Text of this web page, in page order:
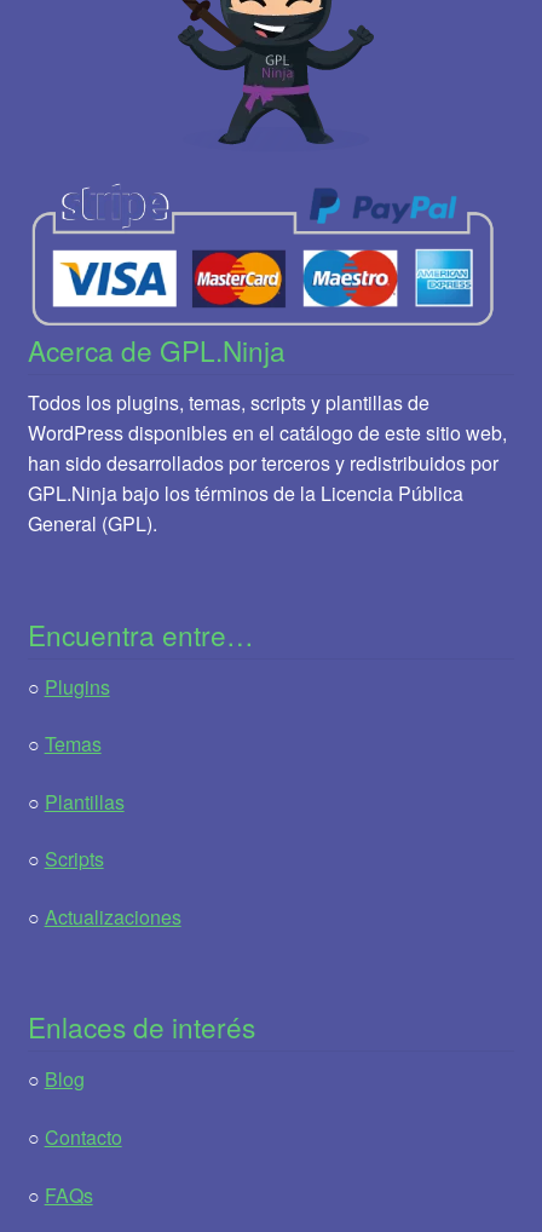
Acerca de GPL.Ninja
Todos los plugins, temas, scripts y plantillas de
WordPress disponibles en el catálogo de este sitio web,
han sido desarrollados por terceros y redistribuidos por
GPL.Ninja bajo los términos de la Licencia Pública
General (GPL).
Encuentra entre…
○ Plugins
○ Temas
○ Plantillas
○ Scripts
○ Actualizaciones
Enlaces de interés
○ Blog
○ Contacto
○ FAQs